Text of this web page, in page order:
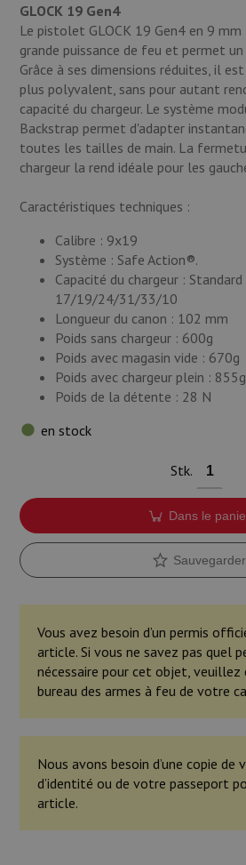
GLOCK 19 Gen4
Le pistolet GLOCK 19 Gen4 en 9
grande puissance de feu et permet
Grâce à ses dimensions réduites, il
plus polyvalent, sans pour autant
capacité du chargeur. Le système
Backstrap permet d'adapter
toutes les tailles de main. La
chargeur la rend idéale pour les
Caractéristiques techniques :
Calibre : 9x19
Système : Safe Action®.
Capacité du chargeur :
17/19/24/31/33/10
Longueur du canon : 102 mm
Poids sans chargeur : 600g
Poids avec magasin vide : 670g
Poids avec chargeur plein : 855g
Poids de la détente : 28 N
en stock
Stk.
Dans le
Sauvegarder
Vous avez besoin d’un permis
article. Si vous ne savez pas quel
nécessaire pour cet objet,
bureau des armes à feu de votre
Nous avons besoin d’une copie de
d’identité ou de votre passeport
article.